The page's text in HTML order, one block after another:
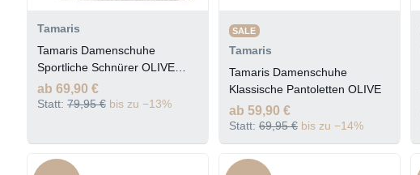
Tamaris
Tamaris Damenschuhe
Sportliche Schnürer OLIVE
COMB
ab 69,90 €
Statt: 79,95 € bis zu −13%
SALE
Tamaris
Tamaris Damenschuhe
Klassische Pantoletten OLIVE
ab 59,90 €
Statt: 69,95 € bis zu −14%